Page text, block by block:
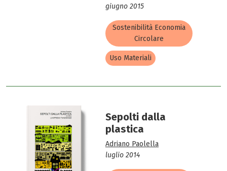
giugno 2015
Sostenibilità Economia
Circolare
Uso Materiali
Sepolti dalla
plastica
Adriano Paolella
luglio 2014